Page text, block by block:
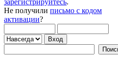
Не получили письмо с кодом
активации?